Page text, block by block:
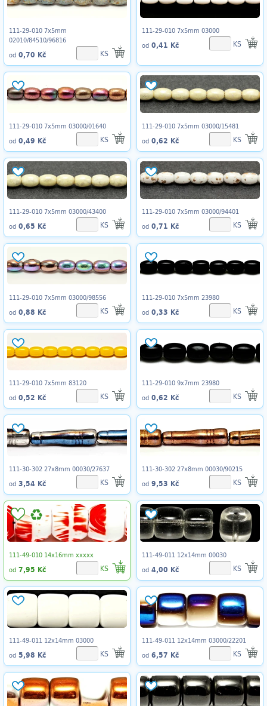
111-29-010 7x5mm
02010/84510/96816
od 0,70 Kč KS
111-29-010 7x5mm 03000
od 0,41 Kč KS
111-29-010 7x5mm 03000/01640
od 0,49 Kč KS
111-29-010 7x5mm 03000/15481
od 0,62 Kč KS
111-29-010 7x5mm 03000/43400
od 0,65 Kč KS
111-29-010 7x5mm 03000/94401
od 0,71 Kč KS
111-29-010 7x5mm 03000/98556
od 0,88 Kč KS
111-29-010 7x5mm 23980
od 0,33 Kč KS
111-29-010 7x5mm 83120
od 0,52 Kč KS
111-29-010 9x7mm 23980
od 0,62 Kč KS
111-30-302 27x8mm 00030/27637
od 3,54 Kč KS
111-30-302 27x8mm 00030/90215
od 9,53 Kč KS
111-49-010 14x16mm xxxxx
od 7,95 Kč KS
111-49-011 12x14mm 00030
od 4,00 Kč KS
111-49-011 12x14mm 03000
od 5,98 Kč KS
111-49-011 12x14mm 03000/22201
od 6,57 Kč KS